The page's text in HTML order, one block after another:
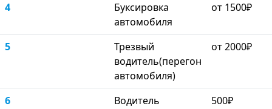
4
Буксировка
автомобиля
от 1500₽
5
Трезвый
водитель(перегон
автомобиля)
от 2000₽
6
Водитель
500₽